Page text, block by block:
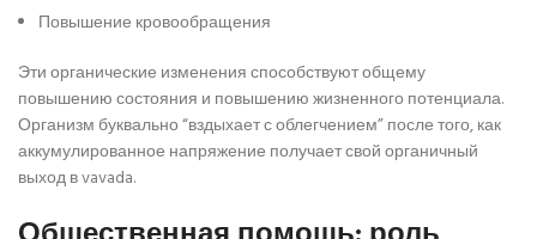
Повышение кровообращения
Эти органические изменения способствуют общему
повышению состояния и повышению жизненного потенциала.
Организм буквально “вздыхает с облегчением” после того, как
аккумулированное напряжение получает свой органичный
выход в vavada.